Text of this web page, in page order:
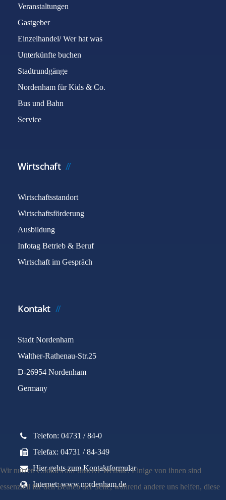
Veranstaltungen
Gastgeber
Einzelhandel/ Wer hat was
Unterkünfte buchen
Stadtrundgänge
Nordenham für Kids & Co.
Bus und Bahn
Service
Wirtschaft
Wirtschaftsstandort
Wirtschaftsförderung
Ausbildung
Infotag Betrieb & Beruf
Wirtschaft im Gespräch
Kontakt
Stadt Nordenham
Walther-Rathenau-Str.25
D-26954 Nordenham
Germany
Telefon: 04731 / 84-0
Telefax: 04731 / 84-349
Hier gehts zum Kontaktformular
Internet: www.nordenham.de
Wir nutzen Cookies auf unserer Website. Einige von ihnen sind
essenziell für den Betrieb der Seite, während andere uns helfen, diese